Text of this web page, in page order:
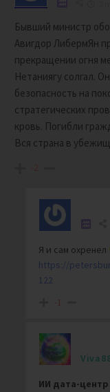
Бывший министр
Авигдор ЛибермЯн
прекращении огня
Нетаниягу солгал.
безопасность на
стратегических
кровь. Погибли
Вся страна в
Я и сам охренел
https://
122
-1
ИИ дата-центр